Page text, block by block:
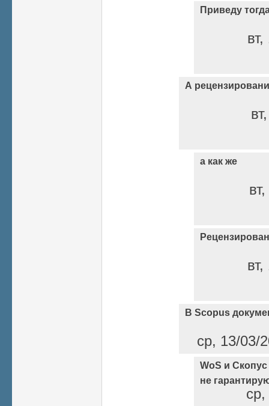
Приведу
А
а как же
В Scopus
ср, 13/03/
WoS и
не